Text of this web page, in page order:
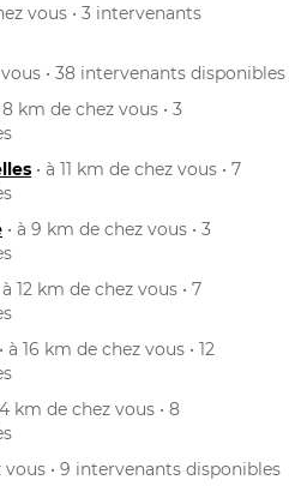
vous • 3 intervenants
vous • 38 intervenants disponibles
8 km de chez vous • 3
• à 11 km de chez vous • 7
• à 9 km de chez vous • 3
à 12 km de chez vous • 7
• à 16 km de chez vous • 12
km de chez vous • 8
vous • 9 intervenants disponibles